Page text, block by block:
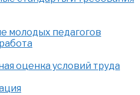
молодых педагогов
оценка условий труда